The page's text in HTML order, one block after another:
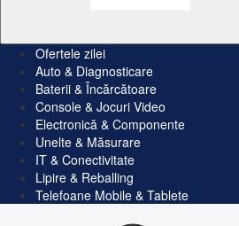
Ofertele zilei
Auto & Diagnosticare
Baterii & Încărcătoare
Console & Jocuri Video
Electronică & Componente
Unelte & Măsurare
IT & Conectivitate
Lipire & Reballing
Telefoane Mobile & Tablete